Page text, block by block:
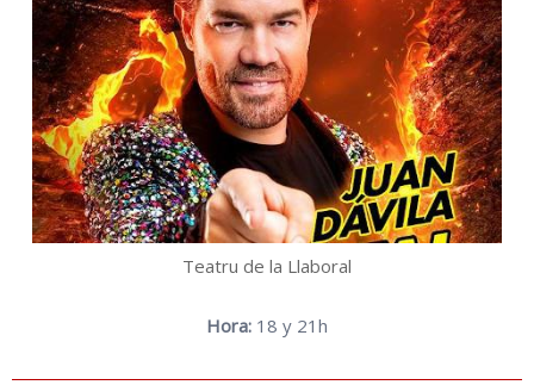
Teatru de la Llaboral
Hora: 18 y 21h